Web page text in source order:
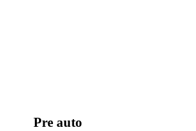
Pre auto